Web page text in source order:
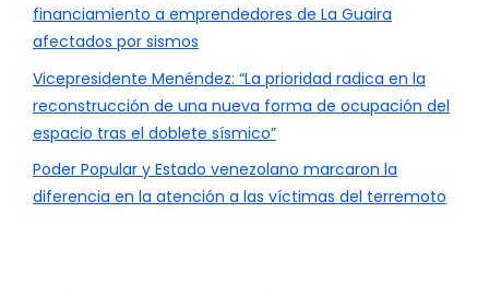
financiamiento a emprendedores de La Guaira
afectados por sismos
Vicepresidente Menéndez: “La prioridad radica en la
reconstrucción de una nueva forma de ocupación del
espacio tras el doblete sísmico”
Poder Popular y Estado venezolano marcaron la
diferencia en la atención a las víctimas del terremoto